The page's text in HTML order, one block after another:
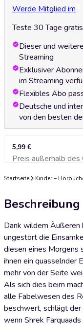
Werde Mitglied im
Teste 30 Tage gratis
Dieser und
Streaming
Exklusiver
im Streaming
Flexibles Abo
Deutsche und
von den besten
5,99 €
Preis außerhalb des
Zum
Startseite Kinder –
Beschreibung
Dank wildem Äußeren
ungestört die
diesen eines Morgens
ihnen ein quasselnder
mehr von der Seite
Als sich dies beim
alle Fabelwesen des
beschwert, schlägt der
wenn Shrek